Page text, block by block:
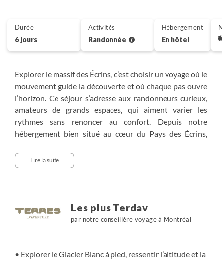
Explorer le massif des Écrins, c’est choisir un voyage où le
mouvement guide la découverte et où chaque pas ouvre
l’horizon. Ce séjour s’adresse aux randonneurs curieux,
amateurs de grands espaces, qui aiment varier les
rythmes sans renoncer au confort. Depuis notre
hébergement bien situé au cœur du Pays des Écrins,
contrasté et vivant. Sentiers d’altitude, vallées ouvertes
et lumière minérale donnent le tempo. Nous marchons
croisons l’histoire aux fortifications de Vauban et aux
anciennes mines d’argent. Pour celles et ceux qui veulent
électrique. Un séjour fluide, entre randonnée, partage et
Lire la suite
Les plus Terdav
par notre conseillère voyage à Montréal
Explorer le Glacier Blanc à pied, ressentir l’altitude et la
Durée
6 jours
Activités
Randonnée
Hébergement
En hôtel